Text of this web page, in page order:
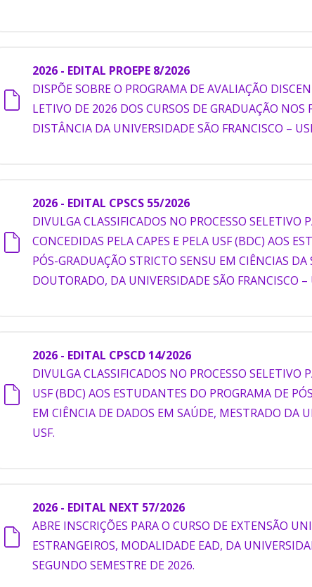
2026 - EDITAL PROEPE 8/2026
DISPÕE SOBRE O PROGRAMA DE AVALIAÇÃO
LETIVO DE 2026 DOS CURSOS DE GRADUAÇÃO NOS
DISTÂNCIA DA UNIVERSIDADE SÃO FRANCISCO –
2026 - EDITAL CPSCS 55/2026
DIVULGA CLASSIFICADOS NO PROCESSO SELETIVO
CONCEDIDAS PELA CAPES E PELA USF (BDC) AOS
PÓS-GRADUAÇÃO STRICTO SENSU EM CIÊNCIAS
DOUTORADO, DA UNIVERSIDADE SÃO FRANCISCO –
2026 - EDITAL CPSCD 14/2026
DIVULGA CLASSIFICADOS NO PROCESSO SELETIVO
USF (BDC) AOS ESTUDANTES DO PROGRAMA DE
EM CIÊNCIA DE DADOS EM SAÚDE, MESTRADO DA
USF.
2026 - EDITAL NEXT 57/2026
ABRE INSCRIÇÕES PARA O CURSO DE EXTENSÃO
ESTRANGEIROS, MODALIDADE EAD, DA
SEGUNDO SEMESTRE DE 2026.